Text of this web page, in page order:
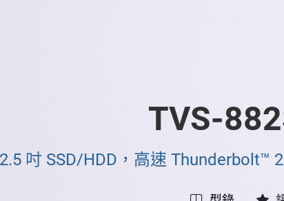
TVS-
吋 SSD/HDD，高速 Thunderbolt™